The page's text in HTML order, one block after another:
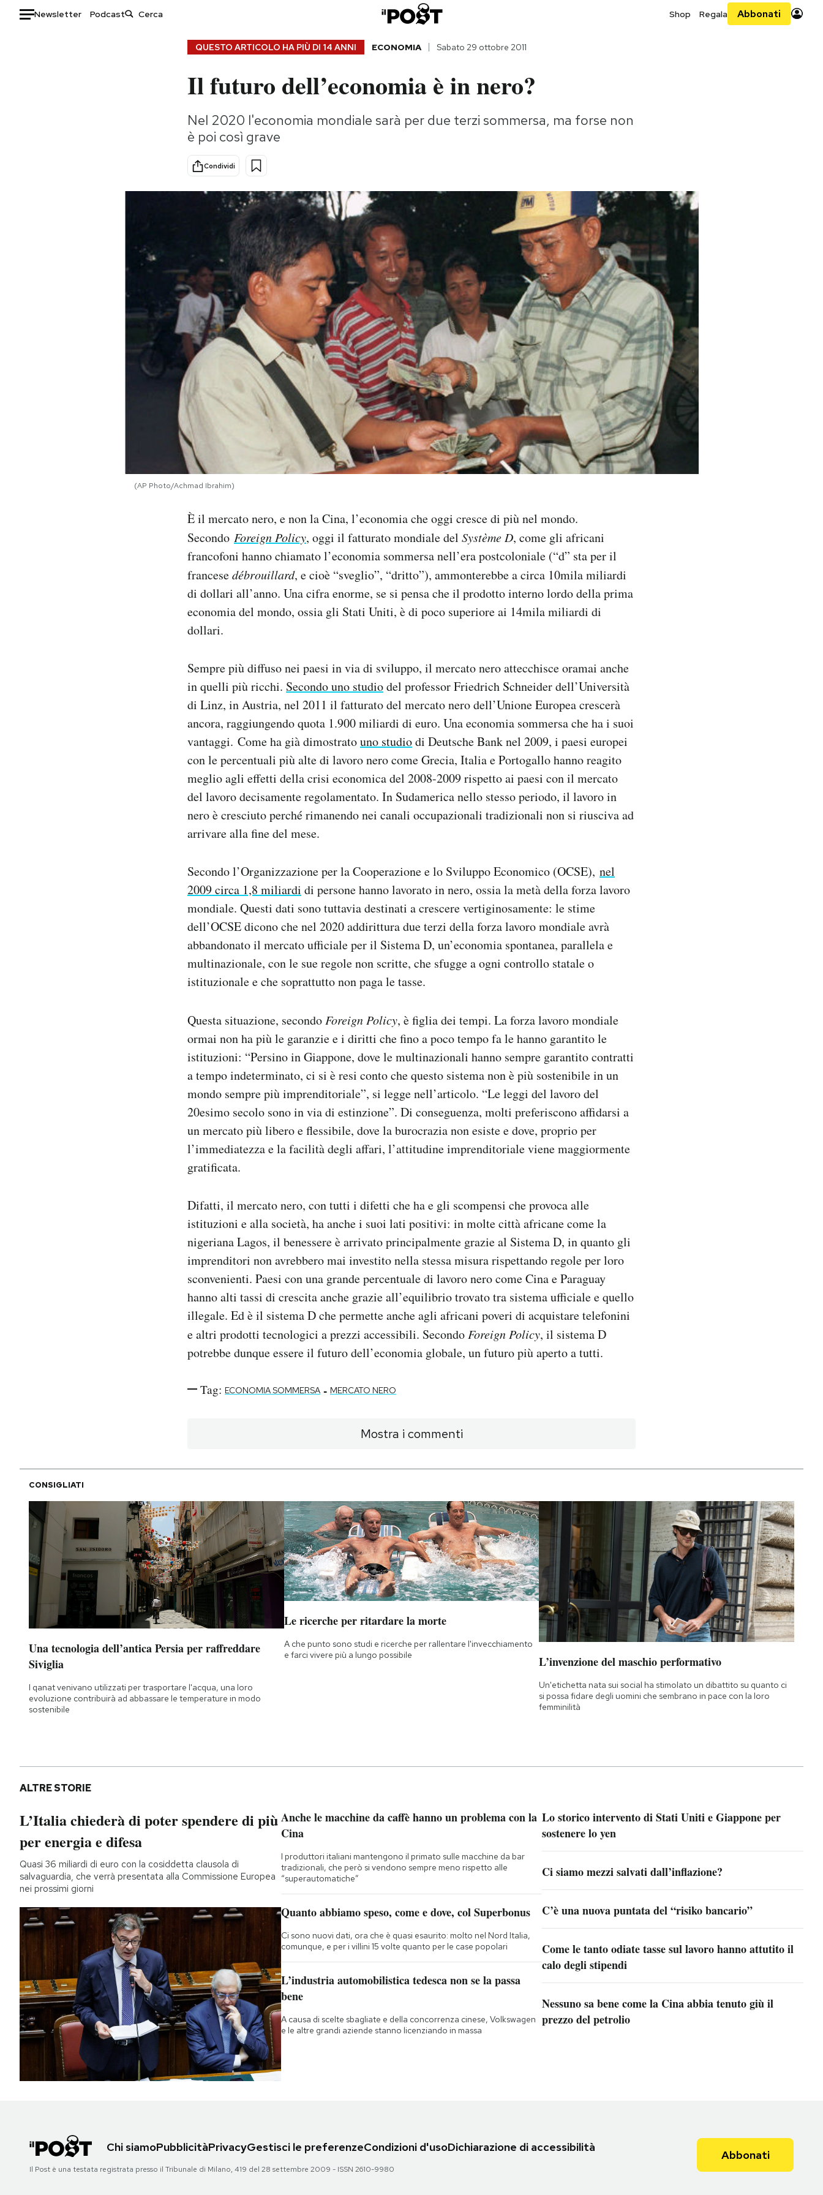
Newsletter Podcast Shop Regala Abbonati
Consumismi
Storie/Idee
Ok Boomer!
Media
QUESTO ARTICOLO HA PIÙ DI 14 ANNI ECONOMIA Sabato 29 ottobre 2011
Il futuro dell’economia è in nero?
Nel 2020 l'economia mondiale sarà per due terzi sommersa, ma forse non
è poi così grave
Condividi
(AP Photo/Achmad Ibrahim)
È il mercato nero, e non la Cina, l’economia che oggi cresce di più nel mondo.
Secondo Foreign Policy, oggi il fatturato mondiale del Système D, come gli africani
francofoni hanno chiamato l’economia sommersa nell’era postcoloniale (“d” sta per il
francesedébrouillard, e cioè “sveglio”, “dritto”), ammonterebbe a circa 10mila miliardi
di dollari all’anno. Una cifra enorme, se si pensa che il prodotto interno lordo della prima
economia del mondo, ossia gli Stati Uniti, è di poco superiore ai 14mila miliardi di
dollari.
Sempre più diffuso nei paesi in via di sviluppo, il mercato nero attecchisce oramai anche
in quelli più ricchi. Secondo uno studiodel professor Friedrich Schneider dell’Università
di Linz, in Austria, nel 2011 il fatturato del mercato nero dell’Unione Europea crescerà
ancora, raggiungendo quota 1.900 miliardi di euro. Una economia sommersa che ha i suoi
vantaggi. Come ha già dimostratouno studiodi Deutsche Bank nel 2009, i paesi europei
con le percentuali più alte di lavoro nero come Grecia, Italia e Portogallo hanno reagito
meglio agli effetti della crisi economica del 2008-2009 rispetto ai paesi con il mercato
del lavoro decisamente regolamentato. In Sudamerica nello stesso periodo, il lavoro in
nero è cresciuto perché rimanendo nei canali occupazionali tradizionali non si riusciva ad
arrivare alla fine del mese.
Secondo l’Organizzazione per la Cooperazione e lo Sviluppo Economico (OCSE), nel
2009 circa 1,8 miliardi di persone hanno lavorato in nero, ossia la metà della forza lavoro
mondiale. Questi dati sono tuttavia destinati a crescere vertiginosamente: le stime
dell’OCSE dicono che nel 2020 addirittura due terzi della forza lavoro mondiale avrà
abbandonato il mercato ufficiale per il Sistema D, un’economia spontanea, parallela e
multinazionale, con le sue regole non scritte, che sfugge a ogni controllo statale o
istituzionale e che soprattutto non paga le tasse.
Questa situazione, secondo Foreign Policy, è figlia dei tempi. La forza lavoro mondiale
ormai non ha più le garanzie e i diritti che fino a poco tempo fa le hanno garantito le
istituzioni: “Persino in Giappone, dove le multinazionali hanno sempre garantito contratti
a tempo indeterminato, ci si è resi conto che questo sistema non è più sostenibile in un
mondo sempre più imprenditoriale”, si legge nell’articolo. “Le leggi del lavoro del
20esimo secolo sono in via di estinzione”. Di conseguenza, molti preferiscono affidarsi a
un mercato più libero e flessibile, dove la burocrazia non esiste e dove, proprio per
l’immediatezza e la facilità degli affari, l’attitudine imprenditoriale viene maggiormente
gratificata.
Difatti, il mercato nero, con tutti i difetti che ha e gli scompensi che provoca alle
istituzioni e alla società, ha anche i suoi lati positivi: in molte città africane come la
nigeriana Lagos, il benessere è arrivato principalmente grazie al Sistema D, in quanto gli
imprenditori non avrebbero mai investito nella stessa misura rispettando regole per loro
sconvenienti. Paesi con una grande percentuale di lavoro nero come Cina e Paraguay
hanno alti tassi di crescita anche grazie all’equilibrio trovato tra sistema ufficiale e quello
illegale. Ed è il sistema D che permette anche agli africani poveri di acquistare telefonini
e altri prodotti tecnologici a prezzi accessibili. Secondo Foreign Policy, il sistema D
potrebbe dunque essere il futuro dell’economia globale, un futuro più aperto a tutti.
Tag: ECONOMIA SOMMERSA - MERCATO NERO
Mostra i commenti
CONSIGLIATI
Una tecnologia dell’antica Persia per raffreddare
Siviglia
I qanat venivano utilizzati per trasportare l'acqua, una loro
evoluzione contribuirà ad abbassare le temperature in modo
sostenibile
Le ricerche per ritardare la morte
A che punto sono studi e ricerche per rallentare l'invecchiamento
e farci vivere più a lungo possibile
L’invenzione del maschio performativo
Un'etichetta nata sui social ha stimolato un dibattito su quanto ci
si possa fidare degli uomini che sembrano in pace con la loro
femminilità
ALTRE STORIE
L’Italia chiederà di poter spendere di più
per energia e difesa
Quasi 36 miliardi di euro con la cosiddetta clausola di
salvaguardia, che verrà presentata alla Commissione Europea
nei prossimi giorni
Anche le macchine da caffè hanno un problema con la
Cina
I produttori italiani mantengono il primato sulle macchine da bar
tradizionali, che però si vendono sempre meno rispetto alle
“superautomatiche”
Quanto abbiamo speso, come e dove, col Superbonus
Ci sono nuovi dati, ora che è quasi esaurito: molto nel Nord Italia,
comunque, e per i villini 15 volte quanto per le case popolari
L’industria automobilistica tedesca non se la passa
bene
A causa di scelte sbagliate e della concorrenza cinese, Volkswagen
e le altre grandi aziende stanno licenziando in massa
Lo storico intervento di Stati Uniti e Giappone per
sostenere lo yen
Ci siamo mezzi salvati dall’inflazione?
C’è una nuova puntata del “risiko bancario”
Come le tanto odiate tasse sul lavoro hanno attutito il
calo degli stipendi
Nessuno sa bene come la Cina abbia tenuto giù il
prezzo del petrolio
Chi siamoPubblicitàPrivacyGestisci le preferenzeCondizioni d'usoDichiarazione di accessibilità
Il Post è una testata registrata presso il Tribunale di Milano, 419 del 28 settembre 2009 - ISSN 2610-9980
Abbonati